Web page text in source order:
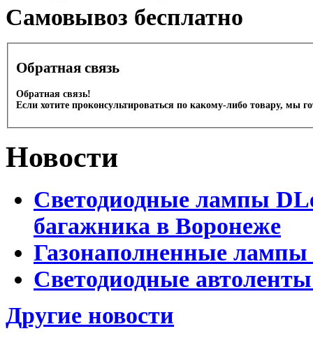
Cамовывоз бесплатно
Обратная связь
Обратная связь!
Если хотите проконсультироваться по какому-либо товару, мы
Новости
Светодиодные лампы
багажника в Воронеже
Газонаполненные
Светодиодные
Другие новости